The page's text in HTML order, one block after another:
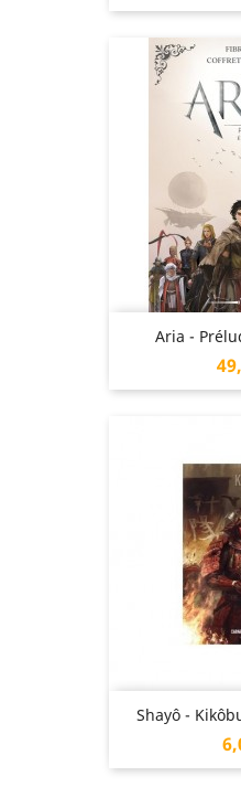
Aria -
Shayô -